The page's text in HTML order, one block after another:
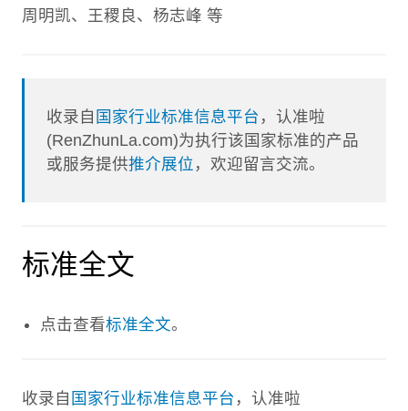
周明凯、王稷良、杨志峰 等
收录自 国家行业标准信息平台 ，认准啦
(RenZhunLa.com)为执行该国家标准的产品
或服务提供推介展位 ，欢迎留言交流。
标准全文
点击查看标准全文。
收录自 国家行业标准信息平台 ，认准啦